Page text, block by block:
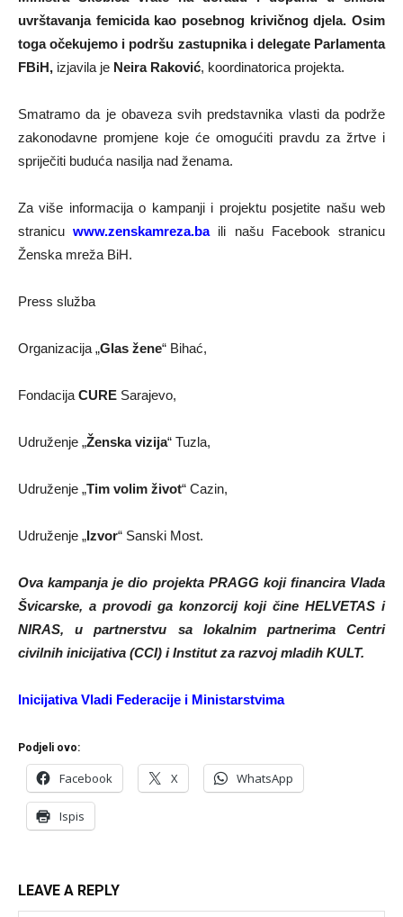
uvrštavanja femicida kao posebnog krivičnog djela. Osim
toga očekujemo i podršu zastupnika i delegate Parlamenta
FBiH, izjavila je Neira Raković, koordinatorica projekta.
Smatramo da je obaveza svih predstavnika vlasti da podrže
zakonodavne promjene koje će omogućiti pravdu za žrtve i
spriječiti buduća nasilja nad ženama.
Za više informacija o kampanji i projektu posjetite našu web
stranicuwww.zenskamreza.baili našu Facebook stranicu
Ženska mreža BiH.
Press služba
Organizacija „Glas žene“ Bihać,
Fondacija CURE Sarajevo,
Udruženje „Ženska vizija“ Tuzla,
Udruženje „Tim volim život“ Cazin,
Udruženje „Izvor“ Sanski Most.
Ova kampanja je dio projekta PRAGG koji financira Vlada
Švicarske, a provodi ga konzorcij koji čine HELVETAS i
NIRAS, u partnerstvu sa lokalnim partnerima Centri
civilnih inicijativa (CCI) i Institut za razvoj mladih KULT.
Inicijativa Vladi Federacije i Ministarstvima
Podjeli ovo:
Facebook X WhatsApp
Ispis
LEAVE A REPLY